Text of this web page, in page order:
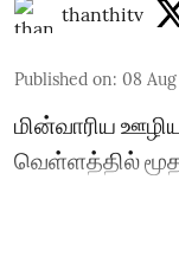
thanthitv
Published on: 08
மின்வாரிய
வெள்ளத்தில்